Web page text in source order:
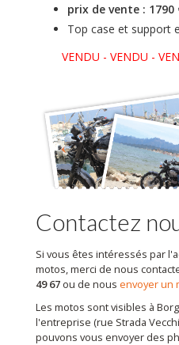
prix de vente : 1790
Top case et support
VENDU - VENDU -
Contactez
Si vous êtes intéressés par
motos, merci de nous
49 67 ou de nous envoyer un
Les motos sont visibles à
l'entreprise (rue Strada
pouvons vous envoyer des